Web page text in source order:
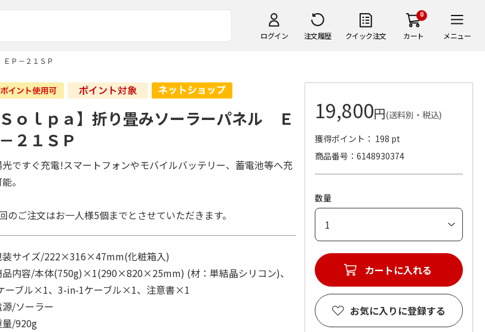
ログイン 注文履歴 クイック注文
0
カート メニュー
Ｐ－２１ＳＰ
Ｓｏｌｐａ】折り畳みソーラーパネル Ｅ
２１ＳＰ
光ですぐ充電!スマートフォンやモバイルバッテリー、蓄電池等へ充
。
のご注文はお一人様5個までとさせていただきます。
サイズ/222×316×47mm(化粧箱入)
内容/本体(750g)×1(290×820×25mm) (材：単結晶シリコン)、
ーブル×1、3-in-1ケーブル×1、注意書×1
/ソーラー
/920g
19,800円(送料別・税込)
獲得ポイント： 198 pt
商品番号
6148930374
数量
カートに入れる
お気に入りに登録する